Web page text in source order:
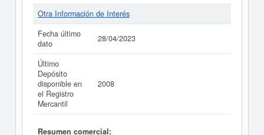
Otra Información de Interés
Fecha último
dato
28/04/2023
Último
Depósito
disponible en
el Registro
Mercantil
2008
Resumen comercial: